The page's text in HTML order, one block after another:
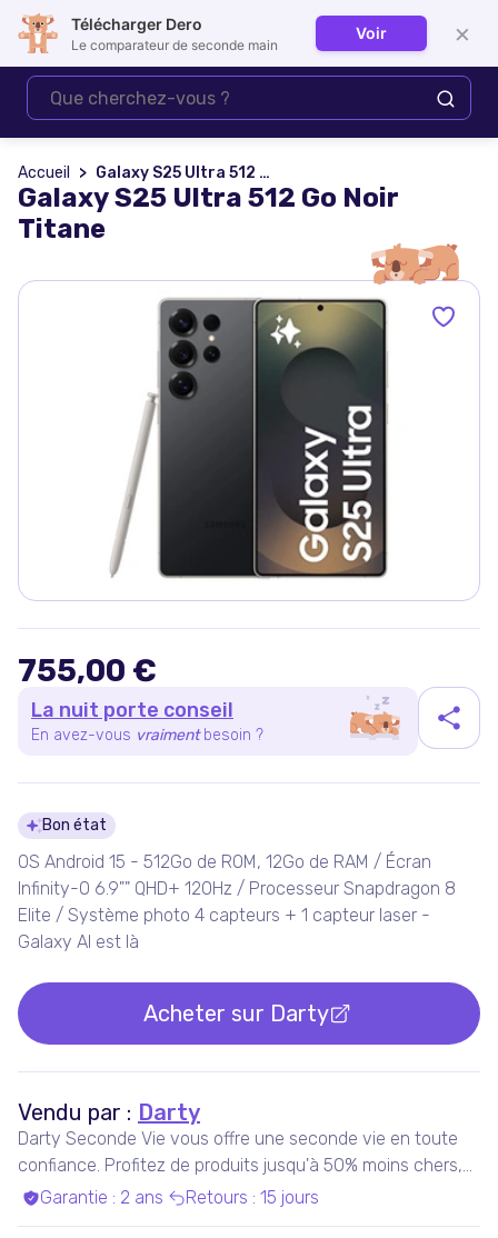
Se connecter
Accueil Galaxy S25 Ultra 512 Go Noir Titane
Galaxy S25 Ultra 512 Go Noir
Titane
755,00 €
La nuit porte conseil
En avez-vous vraiment besoin ?
Détails du produit
Bon état
OS Android 15 - 512Go de ROM, 12Go de RAM / Écran
Infinity-O 6.9"" QHD+ 120Hz / Processeur Snapdragon 8
Elite / Système photo 4 capteurs + 1 capteur laser -
Galaxy AI est là
Acheter sur Darty
Vendu par : Darty
Darty Seconde Vie vous offre une seconde vie en toute
confiance. Profitez de produits jusqu'à 50% moins chers,
pris en charge par nos experts qualifiés, dans nos ateliers
Garantie : 2 ans Retours : 15 jours
Télécharger Dero
Le comparateur de seconde main
Voir ×